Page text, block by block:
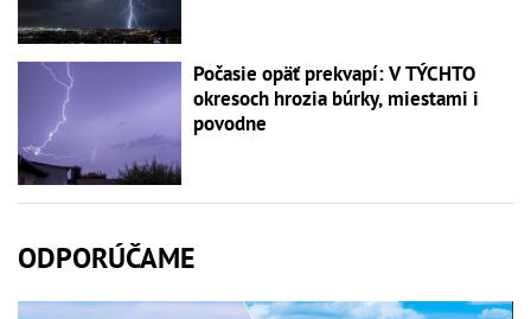
Počasie opäť prekvapí: V TÝCHTO
okresoch hrozia búrky, miestami i
povodne
ODPORÚČAME